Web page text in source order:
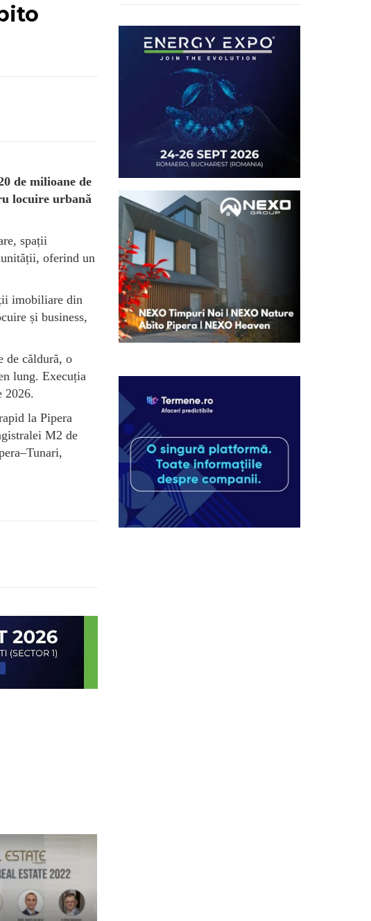
de milioane de
locuire urbană
spații
oferind un
imobiliare din
și business,
de căldură, o
lung. Execuția
2026.
la Pipera
M2 de